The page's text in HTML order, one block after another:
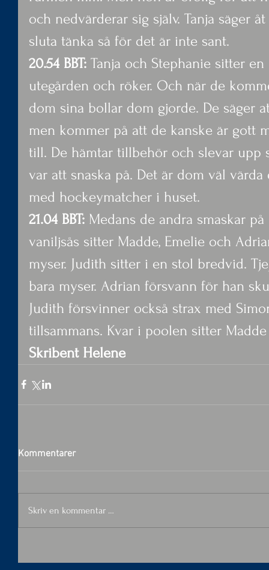
och nedvärderar sig själv. Tanja säger
sluta tänka så för det är inte sant.
20.54 BBT: Tanja och Stephanie sitter
utegården och röker. Och när de
dom sina bollar dom gjorde. De säger
men kommer på att de kanske är gott
till. De hämtar tillbehör och slevar upp
var att snaska på. Det är dom väl
med hockeymatcher i huset.
21.04 BBT: Medans de andra smaskar
vaniljsås sitter Madde, Emelie och
myser. Judith sitter i en stol bredvid.
bara myser. Adrian försvann för han
Judith försvinner också strax med
tillsammans. Kvar i poolen sitter
Skribent Helene
Kommentarer
Skriv en kommentar …